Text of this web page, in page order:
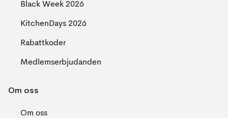
Black Week 2026
KitchenDays 2026
Rabattkoder
Medlemserbjudanden
Om oss
Om oss